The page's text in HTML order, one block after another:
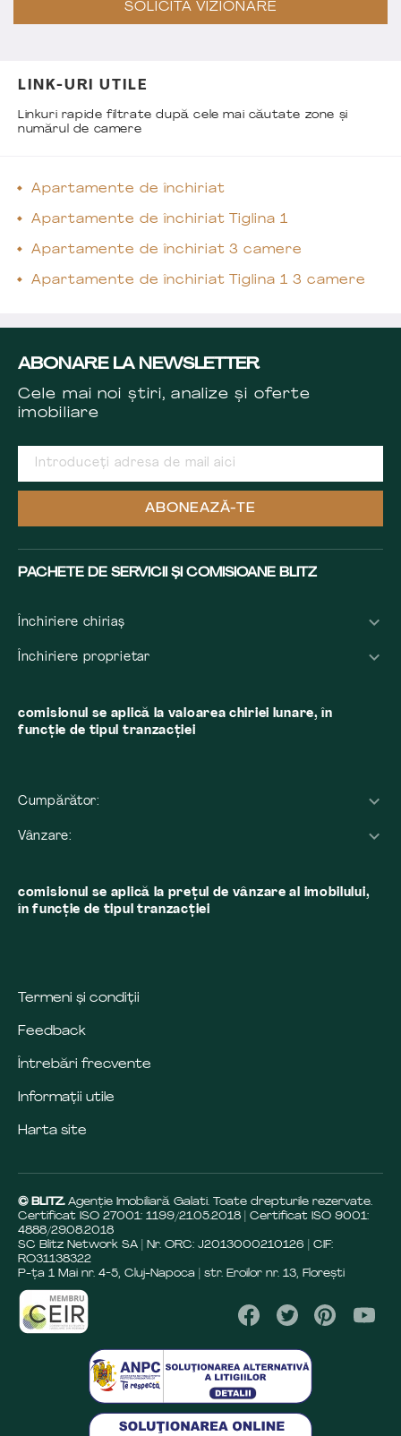
SOLICITĂ VIZIONARE
LINK-URI UTILE
Linkuri rapide filtrate după cele mai căutate zone și
numărul de camere
Apartamente de închiriat
Apartamente de închiriat Tiglina 1
Apartamente de închiriat 3 camere
Apartamente de închiriat Tiglina 1 3 camere
ABONARE LA NEWSLETTER
Cele mai noi știri, analize și oferte
imobiliare
ABONEAZĂ-TE
PACHETE DE SERVICII ȘI COMISIOANE BLITZ
Închiriere chiriaș
Închiriere proprietar
comisionul se aplică la valoarea chiriei lunare, în
funcție de tipul tranzacției
Cumpărător:
Vânzare:
comisionul se aplică la preţul de vânzare al imobilului,
în funcţie de tipul tranzacţiei
Termeni și condiții
Feedback
Întrebări frecvente
Informații utile
Harta site
© BLITZ. Agenție Imobiliară Galati. Toate drepturile rezervate.
Certificat ISO 27001: 1199/21.05.2018 | Certificat ISO 9001:
4888/29.08.2018
SC Blitz Network SA | Nr. ORC: J2013000210126 | CIF:
RO31138322
P-ța 1 Mai nr. 4-5, Cluj-Napoca | str. Eroilor nr. 13, Florești